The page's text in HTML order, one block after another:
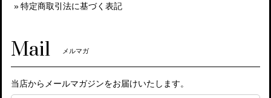
特定商取引法に基づく表記
Mail メルマガ
当店からメールマガジンをお届けいたします。